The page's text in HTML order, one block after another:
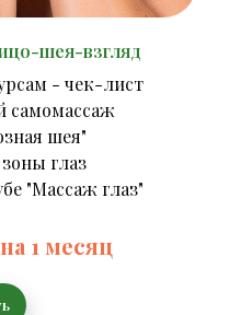
шея-взгляд
- чек-лист
самомассаж
шея"
глаз
"Массаж глаз"
на 1 месяц